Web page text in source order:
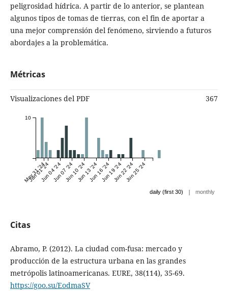
peligrosidad hídrica. A partir de lo anterior, se plantean
algunos tipos de tomas de tierras, con el fin de aportar a
una mejor comprensión del fenómeno, sirviendo a futuros
abordajes a la problemática.
Métricas
Visualizaciones del PDF 367
May 31 '24
Jun 01 '24Jun 04 '24Jun 07 '24Jun 10 '24Jun 13 '24Jun 16 '24Jun 19 '24Jun 22 '24Jun 25 '24
10
daily (first 30) | monthly
Citas
Abramo, P. (2012). La ciudad com-fusa: mercado y
producción de la estructura urbana en las grandes
metrópolis latinoamericanas. EURE, 38(114), 35-69.
https://goo.su/EodmaSV